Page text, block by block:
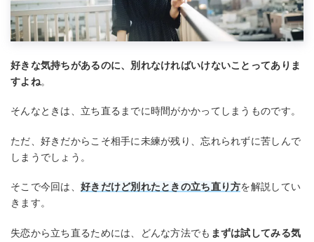
好きな気持ちがあるのに、別れなければいけないことってありま
すよね。
そんなときは、立ち直るまでに時間がかかってしまうものです。
ただ、好きだからこそ相手に未練が残り、忘れられずに苦しんで
しまうでしょう。
そこで今回は、 好きだけど別れたときの立ち直り方を解説してい
きます。
失恋から立ち直るためには、どんな方法でも まずは試してみる気